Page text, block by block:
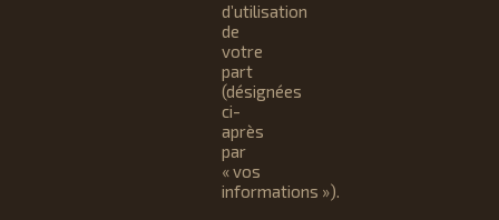
d’utilisation
de
votre
part
(désignées
ci-
après
par
« vos
informations »).